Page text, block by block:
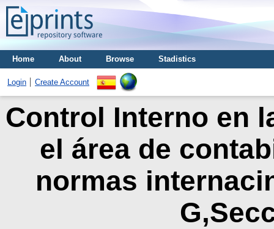
Home About Browse Stadistics
Login Create Account
Control Interno en
el área de
normas